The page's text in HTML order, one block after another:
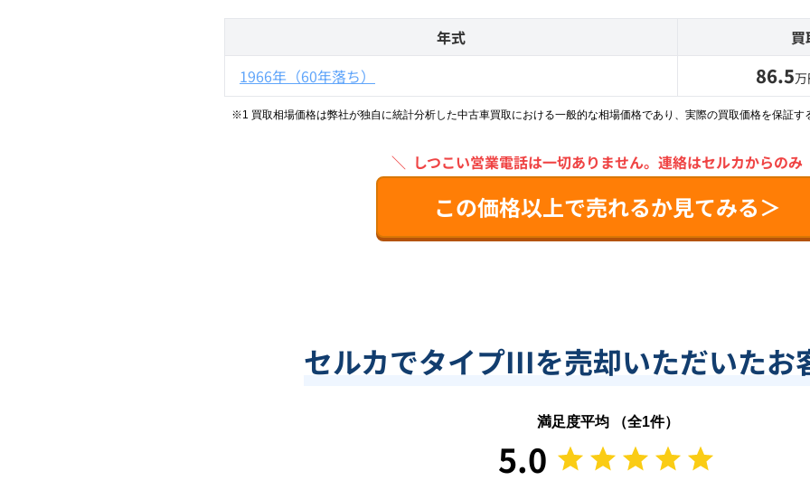
年式
買
1966年（60年落ち）
86.5
※1 買取相場価格は弊社が独自に統計分析した中古車買取における一般的な相場価格であり、実際の買取価格を保証す
＼ しつこい営業電話は一切ありません。 連絡はセルカからのみ
この価格以上で売れるか見てみる＞
セルカでタイプIIIを売却いただいたお
満足度平均 （全1件）
5.0